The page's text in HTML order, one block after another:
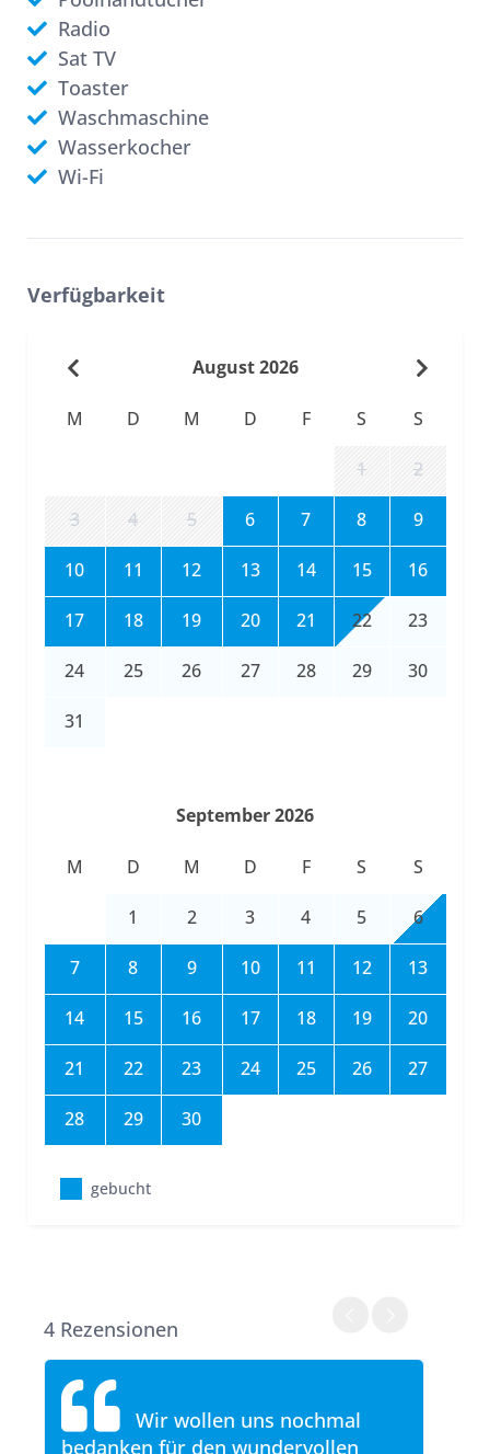
Radio
Sat TV
Toaster
Waschmaschine
Wasserkocher
Wi-Fi
Verfügbarkeit
August 2026
M D M D F S S
1 2
3 4 5 6 7 8 9
10 11 12 13 14 15 16
17 18 19 20 21 22 23
24 25 26 27 28 29 30
31
September 2026
M D M D F S S
1 2 3 4 5 6
7 8 9 10 11 12 13
14 15 16 17 18 19 20
21 22 23 24 25 26 27
28 29 30
gebucht
4 Rezensionen
Wir wollen uns nochmal
bedanken für den wundervollen